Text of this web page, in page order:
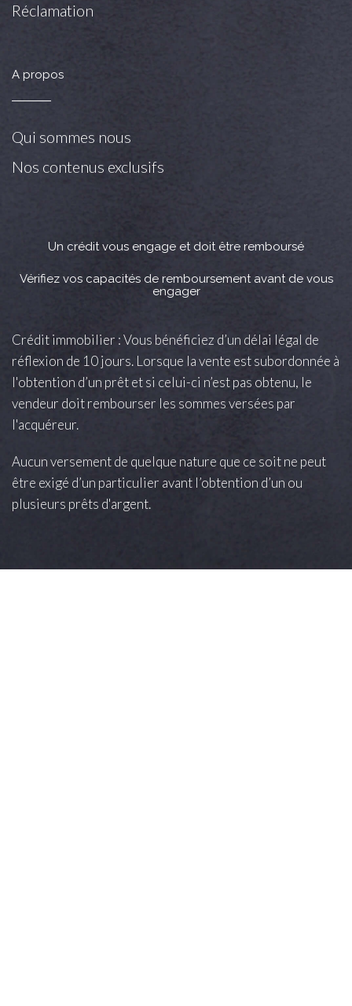
Réclamation
A propos
Qui sommes nous
Nos contenus exclusifs
Un crédit vous engage et doit être remboursé
Vérifiez vos capacités de remboursement avant de vous
engager
Crédit immobilier : Vous bénéficiez d’un délai légal de
réflexion de 10 jours. Lorsque la vente est subordonnée à
l'obtention d’un prêt et si celui-ci n’est pas obtenu, le
vendeur doit rembourser les sommes versées par
l'acquéreur.
Aucun versement de quelque nature que ce soit ne peut
être exigé d’un particulier avant l’obtention d’un ou
plusieurs prêts d'argent.